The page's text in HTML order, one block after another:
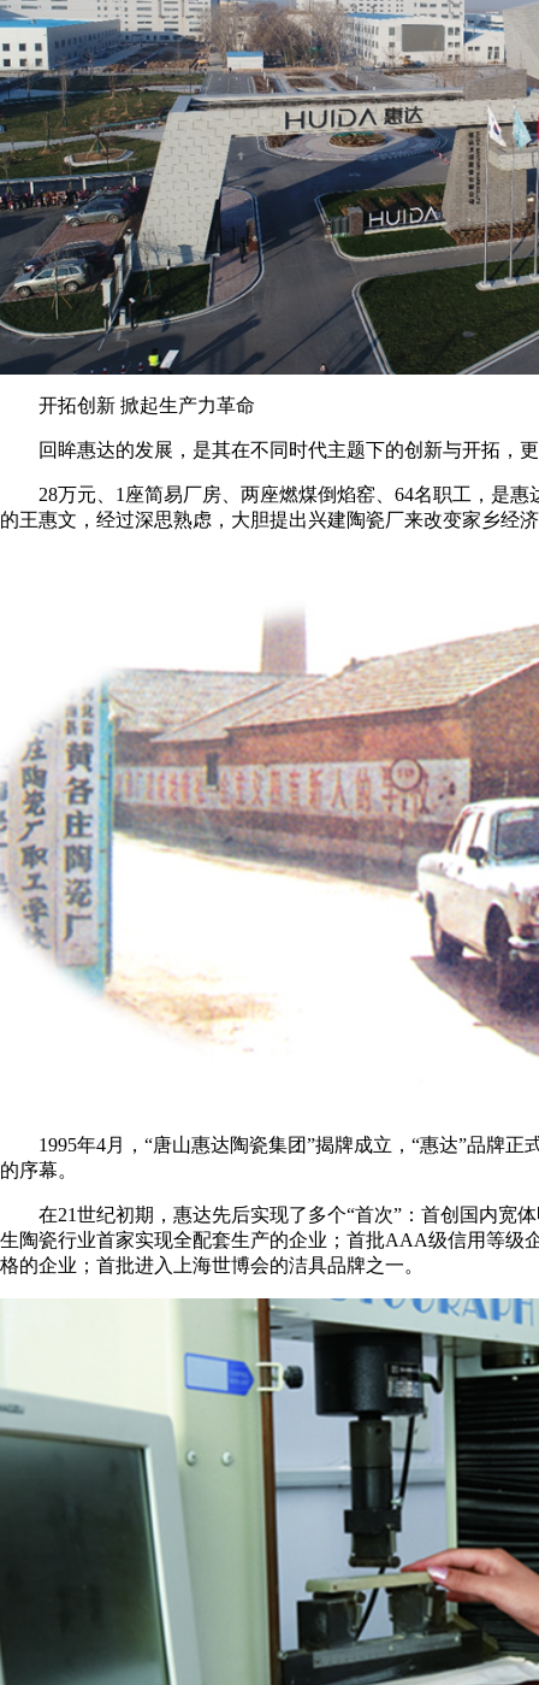
开拓创新 掀起生产力革命
回眸惠达的发展，是其在不同时代主题下的创新与开拓，
28万元、1座简易厂房、两座燃煤倒焰窑、64名职工，是
的王惠文，经过深思熟虑，大胆提出兴建陶瓷厂来改变家乡经
1995年4月，“唐山惠达陶瓷集团”揭牌成立，“惠达”品牌
的序幕。
在21世纪初期，惠达先后实现了多个“首次”：首创国内宽
生陶瓷行业首家实现全配套生产的企业；首批AAA级信用等级
格的企业；首批进入上海世博会的洁具品牌之一。